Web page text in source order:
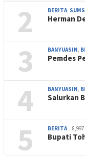
2 BERITA,
Herman
3 BANYUASIN,
Pemdes
4 BANYUASIN,
Salurkan
5 BERITA
Bupati